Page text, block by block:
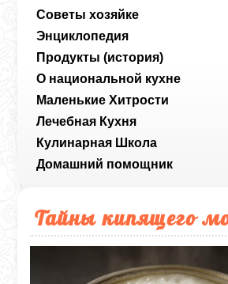
Советы хозяйке
Энциклопедия
Продукты (история)
О национальной кухне
Маленькие Хитрости
Лечебная Кухня
Кулинарная Школа
Домашний помощник
Тайны кипящего